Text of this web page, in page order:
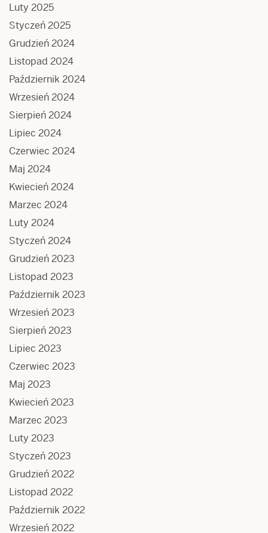
Luty 2025
Styczeń 2025
Grudzień 2024
Listopad 2024
Październik 2024
Wrzesień 2024
Sierpień 2024
Lipiec 2024
Czerwiec 2024
Maj 2024
Kwiecień 2024
Marzec 2024
Luty 2024
Styczeń 2024
Grudzień 2023
Listopad 2023
Październik 2023
Wrzesień 2023
Sierpień 2023
Lipiec 2023
Czerwiec 2023
Maj 2023
Kwiecień 2023
Marzec 2023
Luty 2023
Styczeń 2023
Grudzień 2022
Listopad 2022
Październik 2022
Wrzesień 2022